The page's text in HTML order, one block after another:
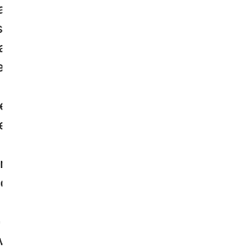
conformità alla legge e riflettere i
conformità ai requisiti imposti da
aggiuntive;
errori;
i servizi o i termini in più
più chiari; e
valido motivo.
Servizi, apportiamo una modifica
che potrebbe essere